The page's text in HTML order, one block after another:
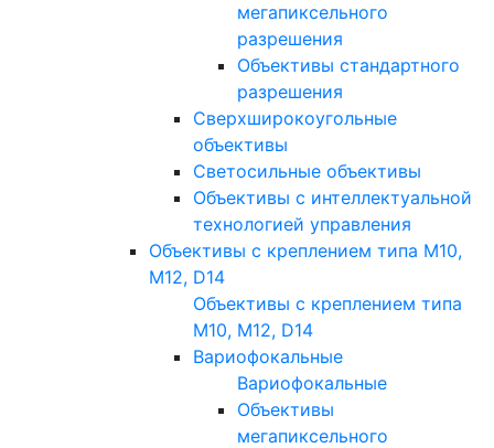
мегапиксельного
разрешения
Объективы стандартного
разрешения
Сверхширокоугольные
объективы
Светосильные объективы
Объективы с интеллектуальной
технологией управления
Объективы с креплением типа M10,
M12, D14
Объективы с креплением типа
M10, M12, D14
Вариофокальные
Вариофокальные
Объективы
мегапиксельного